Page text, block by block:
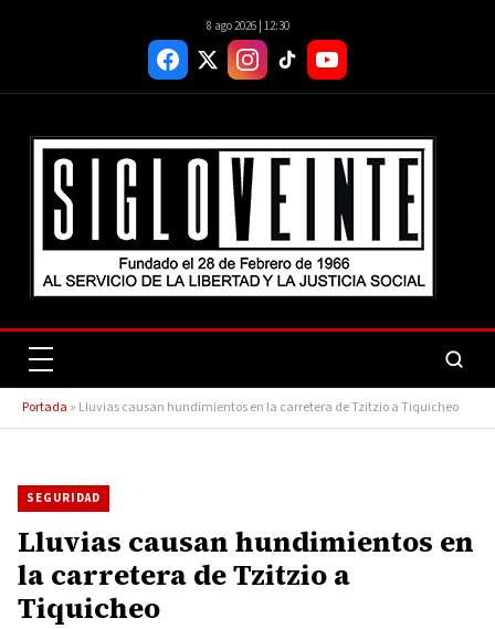
8 ago 2026 | 12:30
Portada » Lluvias causan hundimientos en la carretera de Tzitzio a Tiquicheo
SEGURIDAD
Lluvias causan hundimientos en
la carretera de Tzitzio a
Tiquicheo